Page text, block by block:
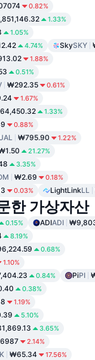
0.82%
1.33%
1.05%
4.74% SkySKY
1.88%
0.51%
₩292.35 0.61%
1.67%
1.33%
0.88%
₩795.90 1.22%
21.27%
3.35%
₩2.69 0.18%
0.03% LightLinkLL
한 가상자산
0.15% ADIADI
8.19%
0.68%
1.10%
0.84% PiPI
0.38%
1.19%
5.10%
3.65%
2.14%
₩65.34 17.56%